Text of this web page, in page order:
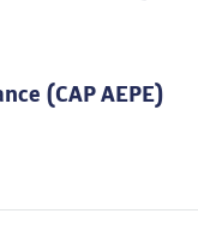
(CAP AEPE)